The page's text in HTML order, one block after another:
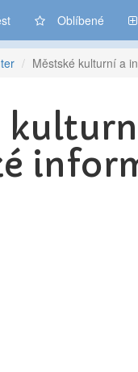
Oblíbené
Městské kulturní a